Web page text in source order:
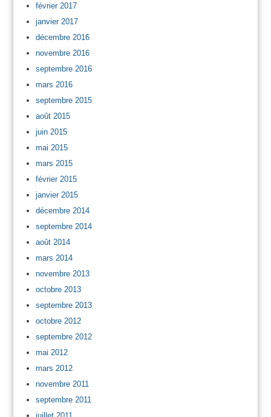
février 2017
janvier 2017
décembre 2016
novembre 2016
septembre 2016
mars 2016
septembre 2015
août 2015
juin 2015
mai 2015
mars 2015
février 2015
janvier 2015
décembre 2014
septembre 2014
août 2014
mars 2014
novembre 2013
octobre 2013
septembre 2013
octobre 2012
septembre 2012
mai 2012
mars 2012
novembre 2011
septembre 2011